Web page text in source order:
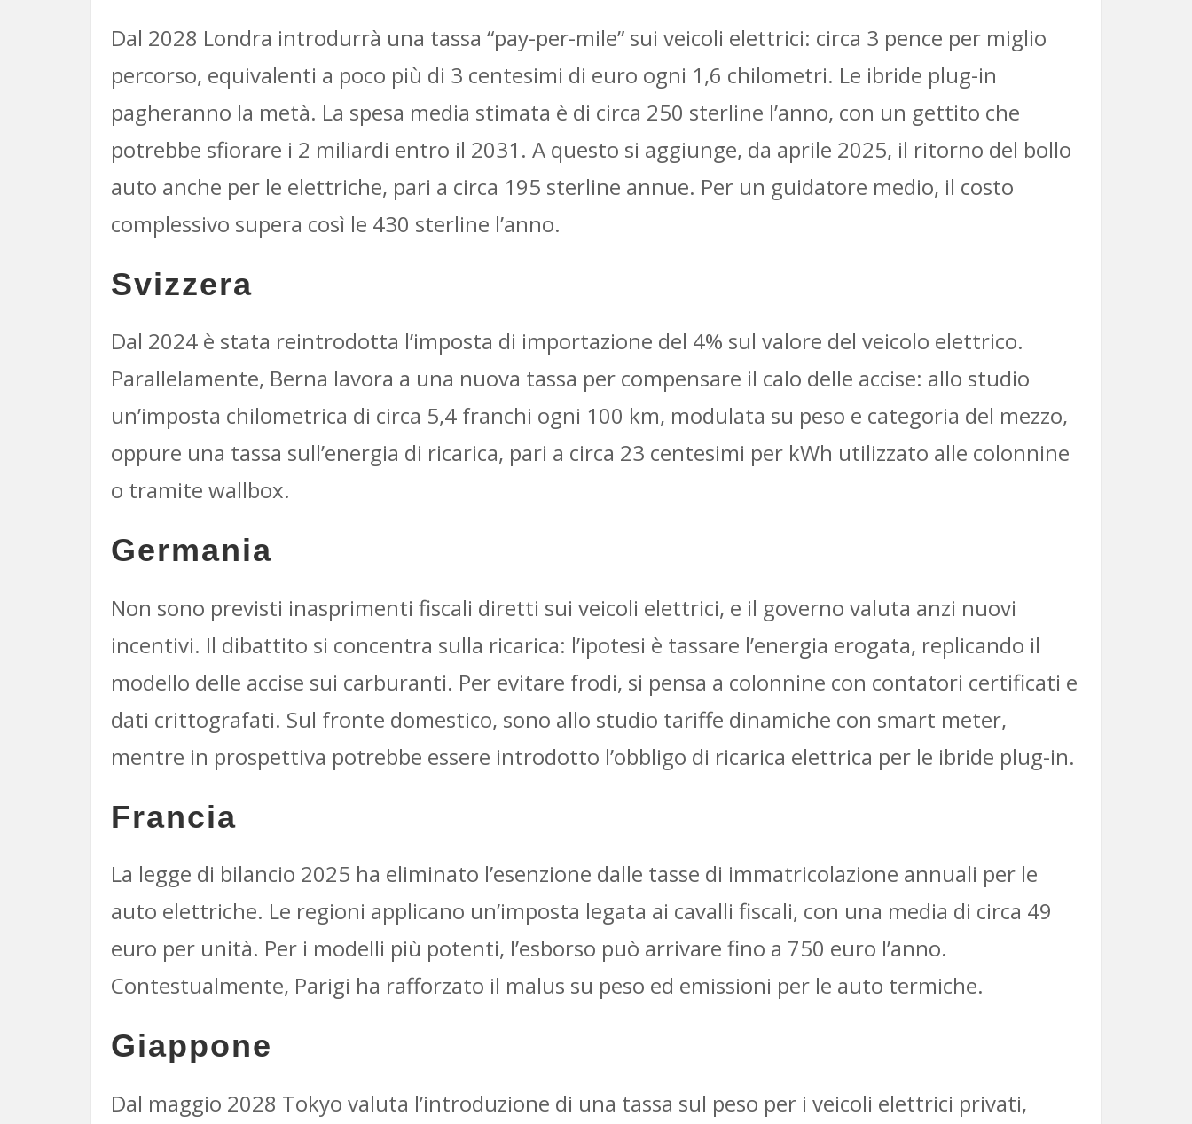
Dal 2028 Londra introdurrà una tassa “pay-per-mile” sui veicoli elettrici: circa 3 pence per miglio
percorso, equivalenti a poco più di 3 centesimi di euro ogni 1,6 chilometri. Le ibride plug-in
pagheranno la metà. La spesa media stimata è di circa 250 sterline l’anno, con un gettito che
potrebbe sfiorare i 2 miliardi entro il 2031. A questo si aggiunge, da aprile 2025, il ritorno del bollo
auto anche per le elettriche, pari a circa 195 sterline annue. Per un guidatore medio, il costo
complessivo supera così le 430 sterline l’anno.
Svizzera
Dal 2024 è stata reintrodotta l’imposta di importazione del 4% sul valore del veicolo elettrico.
Parallelamente, Berna lavora a una nuova tassa per compensare il calo delle accise: allo studio
un’imposta chilometrica di circa 5,4 franchi ogni 100 km, modulata su peso e categoria del mezzo,
oppure una tassa sull’energia di ricarica, pari a circa 23 centesimi per kWh utilizzato alle colonnine
o tramite wallbox.
Germania
Non sono previsti inasprimenti fiscali diretti sui veicoli elettrici, e il governo valuta anzi nuovi
incentivi. Il dibattito si concentra sulla ricarica: l’ipotesi è tassare l’energia erogata, replicando il
modello delle accise sui carburanti. Per evitare frodi, si pensa a colonnine con contatori certificati e
dati crittografati. Sul fronte domestico, sono allo studio tariffe dinamiche con smart meter,
mentre in prospettiva potrebbe essere introdotto l’obbligo di ricarica elettrica per le ibride plug-in.
Francia
La legge di bilancio 2025 ha eliminato l’esenzione dalle tasse di immatricolazione annuali per le
auto elettriche. Le regioni applicano un’imposta legata ai cavalli fiscali, con una media di circa 49
euro per unità. Per i modelli più potenti, l’esborso può arrivare fino a 750 euro l’anno.
Contestualmente, Parigi ha rafforzato il malus su peso ed emissioni per le auto termiche.
Giappone
Dal maggio 2028 Tokyo valuta l’introduzione di una tassa sul peso per i veicoli elettrici privati,